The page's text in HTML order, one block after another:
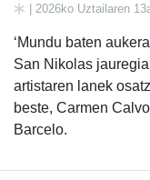
| 2026ko Uztailaren
‘Mundu baten
San Nikolas
artistaren lanek
beste, Carmen
Barcelo.